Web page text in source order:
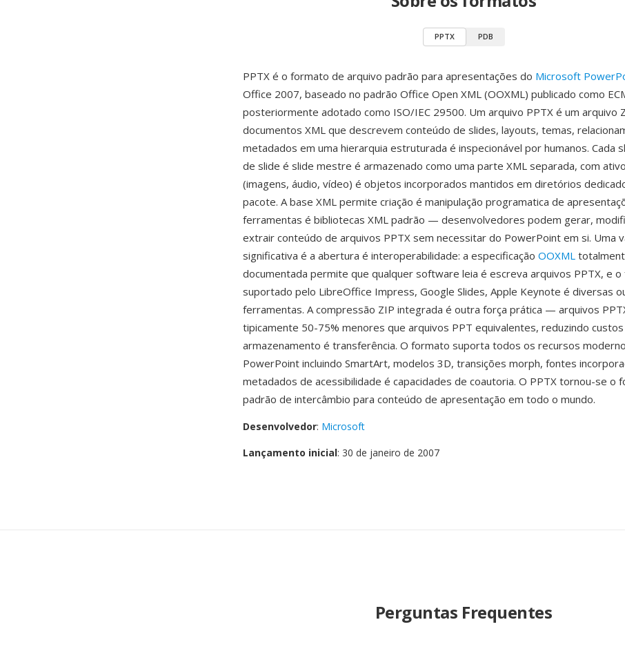
PPTX PDB
PPTX é o formato de arquivo padrão para apresentações do Microsoft
Office 2007, baseado no padrão Office Open XML (OOXML) publicado como
posteriormente adotado como ISO/IEC 29500. Um arquivo PPTX é um arquivo
documentos XML que descrevem conteúdo de slides, layouts, temas,
metadados em uma hierarquia estruturada é inspecionável por humanos. Cada
de slide é slide mestre é armazenado como uma parte XML separada, com
(imagens, áudio, vídeo) é objetos incorporados mantidos em diretórios
pacote. A base XML permite criação é manipulação programatica de
ferramentas é bibliotecas XML padrão — desenvolvedores podem gerar,
extrair conteúdo de arquivos PPTX sem necessitar do PowerPoint em si. Uma
significativa é a abertura é interoperabilidade: a especificação OOXML
documentada permite que qualquer software leia é escreva arquivos PPTX, e
suportado pelo LibreOffice Impress, Google Slides, Apple Keynote é diversas
ferramentas. A compressão ZIP integrada é outra força prática — arquivos
tipicamente 50-75% menores que arquivos PPT equivalentes, reduzindo
armazenamento é transferência. O formato suporta todos os recursos
PowerPoint incluindo SmartArt, modelos 3D, transições morph, fontes
metadados de acessibilidade é capacidades de coautoria. O PPTX tornou-se o
padrão de intercâmbio para conteúdo de apresentação em todo o mundo.
Desenvolvedor: Microsoft
Lançamento inicial: 30 de janeiro de 2007
Perguntas Frequentes